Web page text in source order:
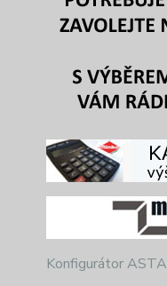
Konfigurátor ASTA